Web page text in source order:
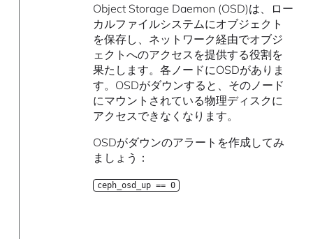
Object Storage Daemon (OSD)は、ロー
カルファイルシステムにオブジェクト
を保存し、ネットワーク経由でオブジ
ェクトへのアクセスを提供する役割を
果たします。各ノードにOSDがありま
す。OSDがダウンすると、そのノード
にマウントされている物理ディスクに
アクセスできなくなります。
OSDがダウンのアラートを作成してみ
ましょう：
ceph_osd_up == 0